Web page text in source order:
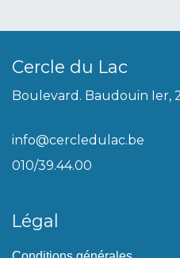
Cercle du Lac
Boulevard. Baudouin Ier,
info@cercledulac.be
010/39.44.00
Légal